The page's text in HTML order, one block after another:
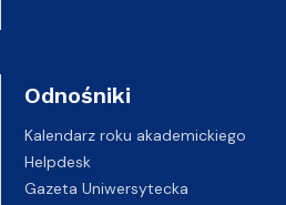
Odnośniki
Kalendarz roku akademickiego
Helpdesk
Gazeta Uniwersytecka